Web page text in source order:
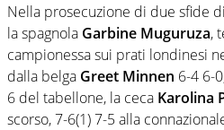
Nella prosecuzione di due sfide
la spagnola Garbine Muguruza,
campionessa sui prati londinesi
dalla belga Greet Minnen 6-4 6-
6 del tabellone, la ceca Karolina
scorso, 7-6(1) 7-5 alla